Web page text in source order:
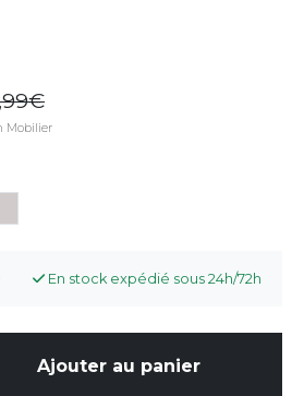
Mobilier
En stock expédié sous 24h/72h
Ajouter au panier